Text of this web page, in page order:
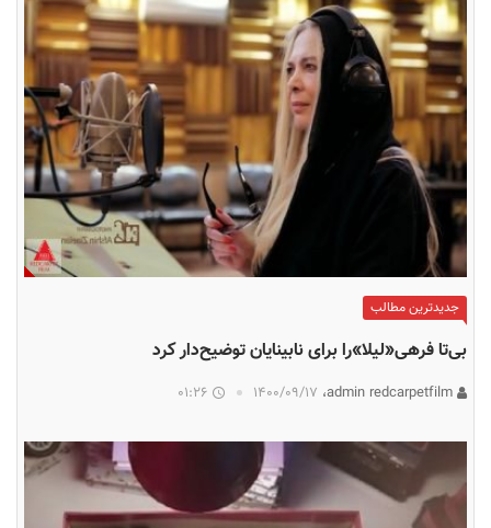
جدیدترین مطالب
بی‌تا فرهی«لیلا»را برای نابینایان توضیح‌دار کرد
۱۴۰۰/۰۹/۱۷ 01:26